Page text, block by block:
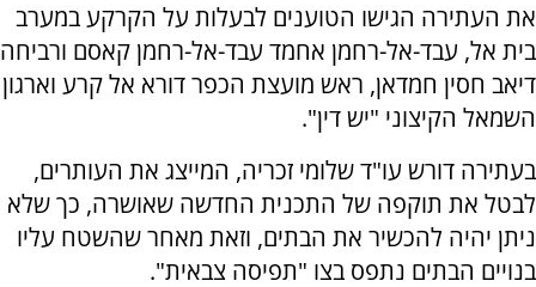
את העתירה הגישו הטוענים לבעלות על הקרקע במערב
בית אל, עבד-אל-רחמן אחמד עבד-אל-רחמן קאסם ורביחה
דיאב חסין חמדאן, ראש מועצת הכפר דורא אל קרע וארגון
השמאל הקיצוני "יש דין".
בעתירה דורש עו"ד שלומי זכריה, המייצג את העותרים,
לבטל את תוקפה של התכנית החדשה שאושרה, כך שלא
ניתן יהיה להכשיר את הבתים, וזאת מאחר שהשטח עליו
בנויים הבתים נתפס בצו "תפיסה צבאית".